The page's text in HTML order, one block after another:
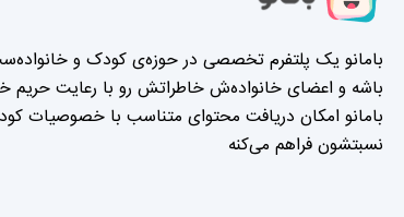
بامانو یک پلتفرم تخصصی در حوزه‌ی کودک و
باشه و اعضای خانواده‌ش خاطراتش رو با رعایت
بامانو امکان دریافت محتوای متناسب با خصوصیات
نسبتشون فراهم می‌کنه